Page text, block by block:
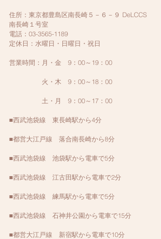
住所：東京都豊島区南長崎５－６－９ DeLCCS
南長崎１号室
電話：03-3565-1189
定休日：水曜日・日曜日・祝日
営業時間：月・金　9：00～19：00
火・木　9：00～18：00
土・月　9：00～17：00
■西武池袋線　東長崎駅から4分
■都営大江戸線　落合南長崎から8分
■西武池袋線　池袋駅から電車で5分
■西武池袋線　江古田駅から電車で2分
■西武池袋線　練馬駅から電車で5分
■西武池袋線　石神井公園から電車で15分
■都営大江戸線　新宿駅から電車で10分